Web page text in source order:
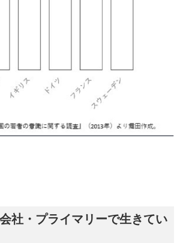
社・プライマリーで生きてい